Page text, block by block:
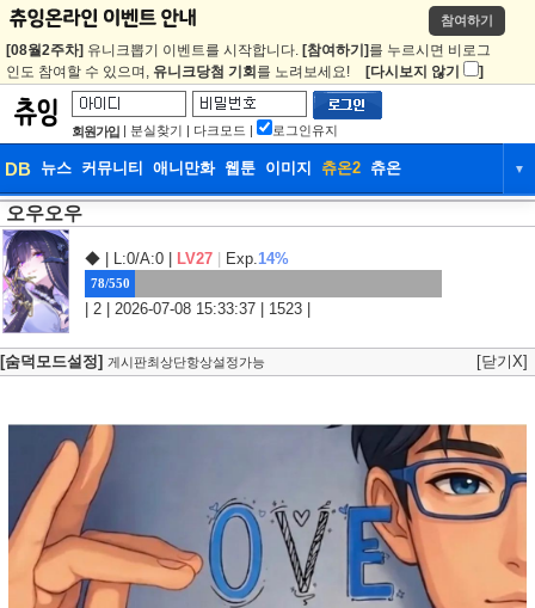
참여하기
[08월2주차] 유니크뽑기 이벤트를 시작합니다. [참여하기] 를 누르시면 비로그
인도 참여할 수 있으며, 유니크당첨 기회 를 노려보세요! [다시보지 않기 ]
회원가입 | 분실찾기 | 다크모드 | 로그인유지
DB 뉴스 커뮤니티 애니만화 웹툰 이미지 츄온2 츄온 ▼
DB
웹툰 이미지
오우오우
◆ | L:0/A:0 | LV27 Exp.14%
78/550
| 2 | 2026-07-08 15:33:37 | 1523 |
[숨덕모드설정] 게시판최상단항상설정가능 [닫기X]